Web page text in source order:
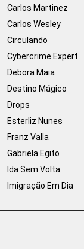
Carlos Martinez
Carlos Wesley
Circulando
Cybercrime Expert
Debora Maia
Destino Mágico
Drops
Esterliz Nunes
Franz Valla
Gabriela Egito
Ida Sem Volta
Imigração Em Dia